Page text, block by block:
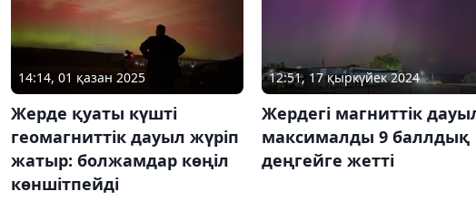
14:14, 01 қазан 2025
Жерде қуаты күшті
геомагниттік дауыл жүріп
жатыр: болжамдар көңіл
көншітпейді
12:51, 17 қыркүйек 2024
Жердегі магниттік
максималды 9 баллдық
деңгейге жетті